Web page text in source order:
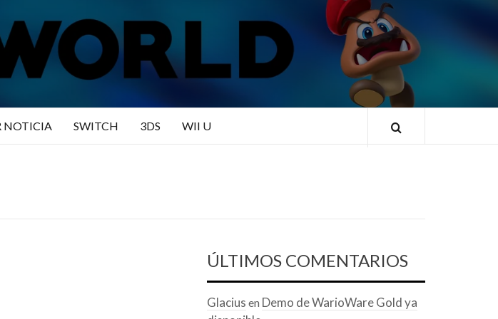
N3DSWORLD
NOTICIA SWITCH 3DS WII U
ÚLTIMOS COMENTARIOS
Glacius en Demo de WarioWare Gold ya